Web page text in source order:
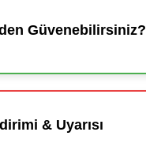
Güvenebilirsiniz?
& Uyarısı